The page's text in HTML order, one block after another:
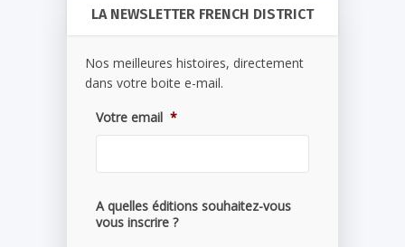
LA NEWSLETTER FRENCH DISTRICT
Nos meilleures histoires, directement
dans votre boite e-mail.
Votre email *
A quelles éditions souhaitez-vous
vous inscrire ?